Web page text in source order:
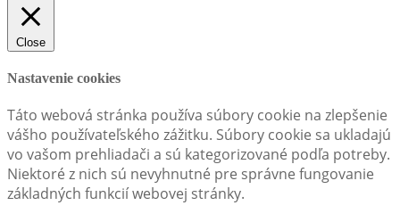
Close
Nastavenie cookies
Táto webová stránka používa súbory cookie na zlepšenie
vášho používateľského zážitku. Súbory cookie sa ukladajú
vo vašom prehliadači a sú kategorizované podľa potreby.
Niektoré z nich sú nevyhnutné pre správne fungovanie
základných funkcií webovej stránky.